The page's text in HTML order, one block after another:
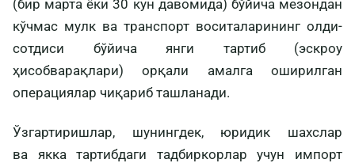
(бир марта ёки 30 кун давомида) бўйича мезондан
кўчмас мулк ва транспорт воситаларининг олди-
сотдиси бўйича янги тартиб (эскроу
ҳисобварақлари) орқали амалга оширилган
операциялар чиқариб ташланади.
Ўзгартиришлар, шунингдек, юридик шахслар
ва якка тартибдаги тадбиркорлар учун импорт